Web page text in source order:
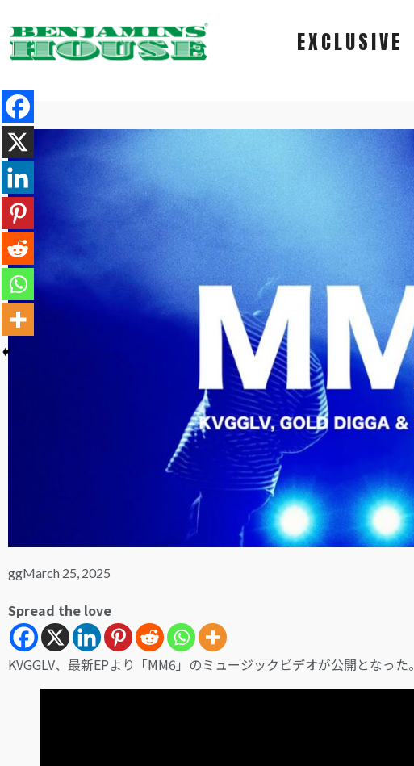
EXCLUSIVE
ggMarch 25, 2025
Spread the love
KVGGLV、最新EPより「MM6」のミュージックビデオが公開となった。